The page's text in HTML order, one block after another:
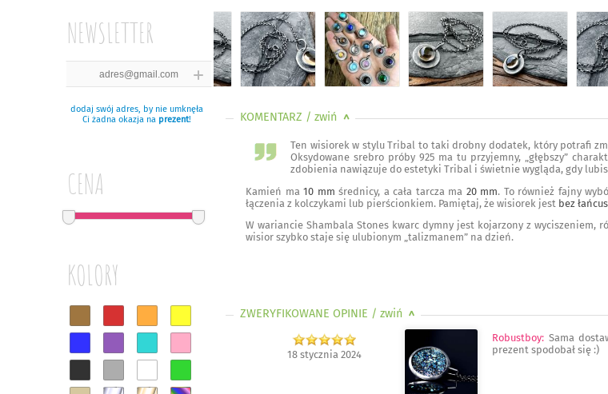
NEWSLETTER
dodaj swój adres, by nie umknęła
Ci żadna okazja na prezent!
CENA
KOLORY
KOMENTARZ / zwiń <
Ten wisiorek w stylu Tribal to taki drobny dodatek, który potrafi
Oksydowane srebro próby 925 ma tu przyjemny, „głębszy”
zdobienia nawiązuje do estetyki Tribal i świetnie wygląda, gdy
Kamień ma10 mm średnicy, a cała tarcza ma 20 mm. To również fajny
łączenia z kolczykami lub pierścionkiem. Pamiętaj, że wisiorek jest bez
W wariancie Shambala Stones kwarc dymny jest kojarzony z
wisior szybko staje się ulubionym „talizmanem” na dzień.
ZWERYFIKOWANE OPINIE / zwiń >
18 stycznia 2024
Robustboy: Sama
prezent spodobał się :)